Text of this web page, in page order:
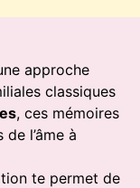
approche
classiques
, ces mémoires
l’âme à
te permet de